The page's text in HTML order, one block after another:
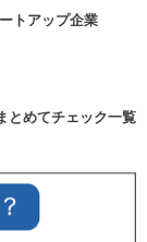
トアップ企業
とめてチェック一覧